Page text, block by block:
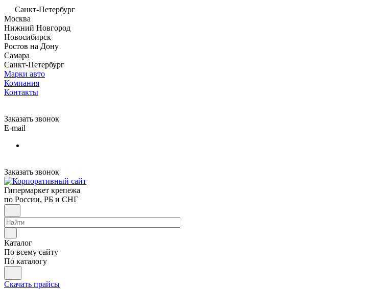
Санкт-Петербург
Москва
Нижний Новгород
Новосибирск
Ростов на Дону
Самара
Санкт-Петербург
Марки авто
Компания
Контакты
Заказать звонок
E-mail
Заказать звонок
Гипермаркет крепежа
по России, РБ и СНГ
Каталог
По всему сайту
По каталогу
Скачать прайсы